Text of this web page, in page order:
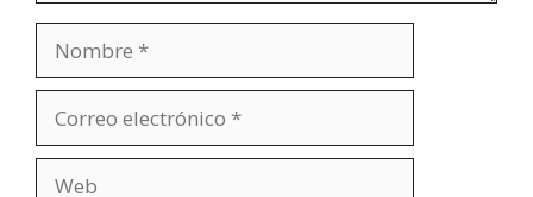
electrónico